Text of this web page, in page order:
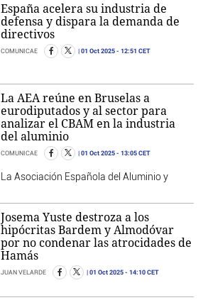
España acelera su industria de
defensa y dispara la demanda de
directivos
COMUNICAE 01 Oct 2025 - 12:51 CET
La AEA reúne en Bruselas a
eurodiputados y al sector para
analizar el CBAM en la industria
del aluminio
COMUNICAE 01 Oct 2025 - 13:05 CET
La Asociación Española del Aluminio y
Josema Yuste destroza a los
hipócritas Bardem y Almodóvar
por no condenar las atrocidades de
Hamás
JUAN VELARDE 01 Oct 2025 - 14:10 CET